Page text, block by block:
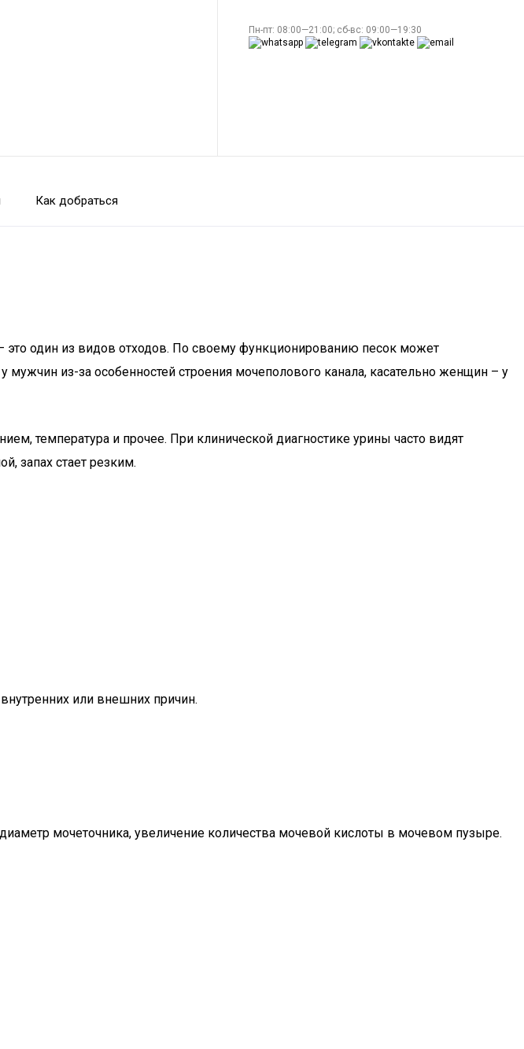
Пн-пт: 08:00—21:00; сб-вс: 09:00—19:30
Как добраться
это один из видов отходов. По своему функционированию песок может
из-за особенностей строения мочеполового канала, касательно женщин – у
температура и прочее. При клинической диагностике урины часто видят
запах стает резким.
или внешних причин.
мочеточника, увеличение количества мочевой кислоты в мочевом пузыре.